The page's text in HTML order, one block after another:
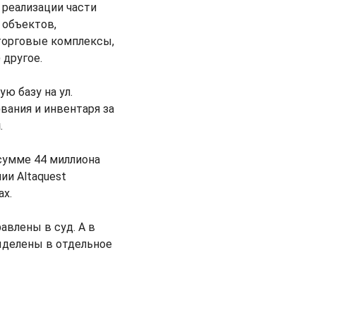
части
комплексы,
базу на ул.
и инвентаря за
44 миллиона
Altaquest
в суд. А в
в отдельное